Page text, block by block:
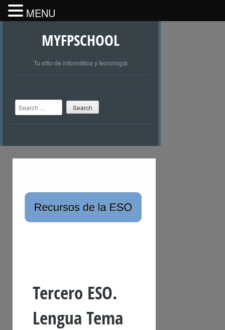
MYFPSCHOOL
Tu sitio de informática y tecnología
Search
Tercero ESO.
Lengua Tema
MENU